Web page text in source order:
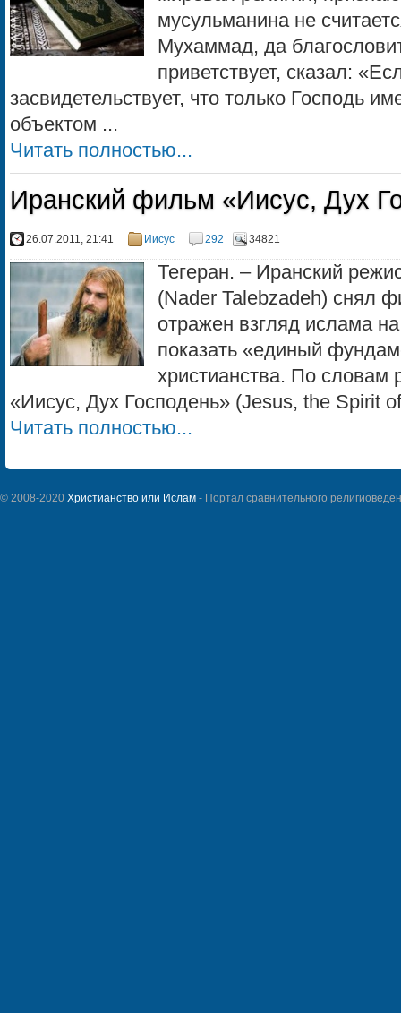
мусульманина не
Мухаммад, да
приветствует, сказал:
засвидетельствует, что только Господь
объектом ...
Читать полностью...
Иранский фильм «Иисус, Дух
26.07.2011, 21:41 Иисус 292 34821
Тегеран. – Иранский
(Nader Talebzadeh) снял
отражен взгляд ислама
показать «единый
христианства. По словам
«Иисус, Дух Господень» (Jesus, the Spirit
Читать полностью...
© 2008-2020 Христианство или Ислам - Портал сравнительного